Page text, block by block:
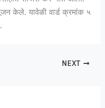
केले. यावेळी वार्ड क्रमांक ५
NEXT